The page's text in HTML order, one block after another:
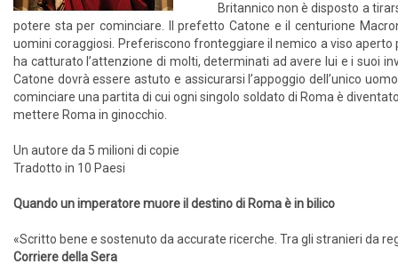
Britannico non è disposto a
potere sta per cominciare. Il prefetto Catone e il centurione
uomini coraggiosi. Preferiscono fronteggiare il nemico a viso
ha catturato l’attenzione di molti, determinati ad avere lui e i suoi
Catone dovrà essere astuto e assicurarsi l’appoggio dell’unico
cominciare una partita di cui ogni singolo soldato di Roma è
mettere Roma in ginocchio.
Un autore da 5 milioni di copie
Tradotto in 10 Paesi
Quando un imperatore muore il destino di Roma è in bilico
«Scritto bene e sostenuto da accurate ricerche. Tra gli stranieri da
Corriere della Sera